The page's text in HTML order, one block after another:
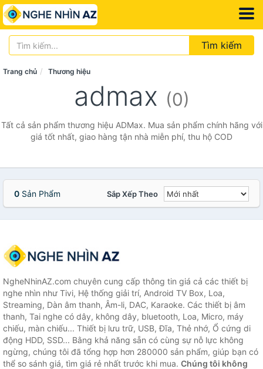
Tìm kiếm
Trang chủ Thương hiệu
admax (0)
Tất cả sản phẩm thương hiệu ADMax. Mua sản phẩm chính hãng với
giá tốt nhất, giao hàng tận nhà miễn phí, thu hộ COD
0 Sản Phẩm Sắp Xếp Theo
NgheNhinAZ.com chuyên cung cấp thông tin giá cả các thiết bị
nghe nhìn như Tivi, Hệ thống giải trí, Android TV Box, Loa,
Streaming, Dàn âm thanh, Âm-li, DAC, Karaoke. Các thiết bị âm
thanh, Tai nghe có dây, không dây, bluetooth, Loa, Micro, máy
chiếu, màn chiếu... Thiết bị lưu trữ, USB, Đĩa, Thẻ nhớ, Ổ cứng di
động HDD, SSD... Bằng khả năng sẵn có cùng sự nỗ lực không
ngừng, chúng tôi đã tổng hợp hơn 280000 sản phẩm, giúp bạn có
thể so sánh giá, tìm giá rẻ nhất trước khi mua. Chúng tôi không